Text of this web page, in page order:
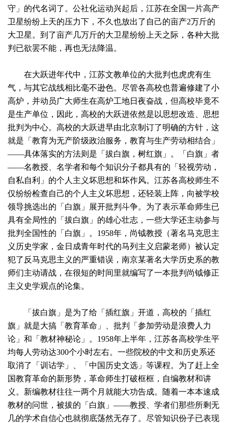
守」的代名词了。公社化运动兴起后，江苏在全国一片高产
卫星纷纷上天的压力下，不久也放出了自己的亩产2万斤的
大卫星。到了亩产几万斤的大卫星纷纷上天之际，各种大批
判已欲罢不能，再也无法降温。
在大跃进年代中，江苏文教单位的大批判也虎虎有生
气，与其它战线相比毫不逊色。尽管各高校也普遍修建了小
高炉，并动员广大师生在高炉工地日夜奋战，但高校毕竟不
是生产单位，因此，高校的大跃进依然是以思想改造、思想
批判为中心。高校的大跃进早由北京制订了明确的方针，这
就是「教育为无产阶级政治服务，教育与生产劳动相结合」
——具体落实的方法则是「拔白旗，树红旗」。「白旗」者
——名教授、名学者和每个知识分子都具有的「轻视劳动，
自私自利」的个人主义坏思想和坏作风。江苏各高校师生不
仅纷纷检查自己的个人主义坏思想，还轻装上阵，向被学校
领导挑选出的「白旗」展开批判斗争。为了表示革命师生已
具有全局性的「拔白旗」的雄心壮志，一些大学还主动参与
批判全国性的「白旗」。1958年，尚钺教授（著名马克思主
义历史学家，金日成青年时代的马列主义启蒙老师）被认定
犯了反马克思主义的严重错误，南京某著名大学历史系的教
师们主动请战，在很短的时间里就编写了一本批判尚钺修正
主义史学观点的论集。
「拔白旗」是为了给「插红旗」开道，高校的「插红
旗」就是大搞「教育革命」、批判「参加劳动是浪费人力
论」和「教材神秘论」。1958年上半年，江苏各高校学生平
均每人劳动达300个小时左右。一些院校的中文和历史系还
取消了「训诂学」、「中国历史文选」等课程。为了赶上全
国教育革命的新形势，革命师生打破框框，自编教材和讲
义。新编教材往往一两个月就能大功告成。随着一本本速成
教材的问世，被拔的「白旗」——教授、学者们那些所剩无
几的学术自信心也就彻底荡然无存了。尽管知识份子已表现